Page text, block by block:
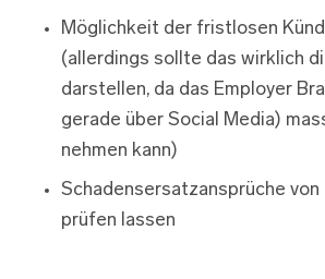
Möglichkeit der fristlosen
(allerdings sollte das wirklich
darstellen, da das Employer
gerade über Social Media)
nehmen kann)
Schadensersatzansprüche
prüfen lassen